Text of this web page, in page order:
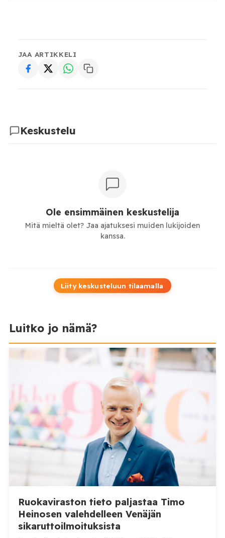
JAA ARTIKKELI
Keskustelu
Ole ensimmäinen keskustelija
Mitä mieltä olet? Jaa ajatuksesi muiden lukijoiden
kanssa.
Liity keskusteluun tilaamalla
Luitko jo nämä?
Ruokaviraston tieto paljastaa Timo
Heinosen valehdelleen Venäjän
sikaruttoilmoituksista